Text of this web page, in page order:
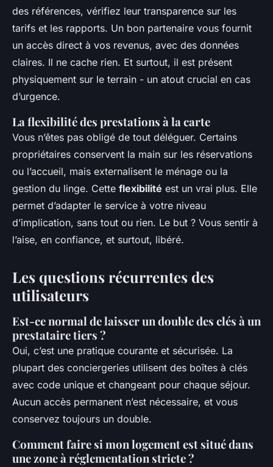
des références, vérifiez leur transparence sur les
tarifs et les rapports. Un bon partenaire vous fournit
un accès direct à vos revenus, avec des données
claires. Il ne cache rien. Et surtout, il est présent
physiquement sur le terrain - un atout crucial en cas
d’urgence.
La flexibilité des prestations à la carte
Vous n’êtes pas obligé de tout déléguer. Certains
propriétaires conservent la main sur les réservations
ou l’accueil, mais externalisent le ménage ou la
gestion du linge. Cette flexibilité est un vrai plus. Elle
permet d’adapter le service à votre niveau
d’implication, sans tout ou rien. Le but ? Vous sentir à
l’aise, en confiance, et surtout, libéré.
Les questions récurrentes des
utilisateurs
Est-ce normal de laisser un double des clés à un
prestataire tiers ?
Oui, c’est une pratique courante et sécurisée. La
plupart des conciergeries utilisent des boîtes à clés
avec code unique et changeant pour chaque séjour.
Aucun accès permanent n’est nécessaire, et vous
conservez toujours un double.
Comment faire si mon logement est situé dans
une zone à réglementation stricte ?